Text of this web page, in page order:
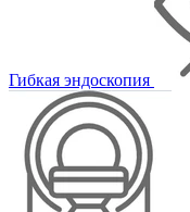
Гибкая эндоскопия